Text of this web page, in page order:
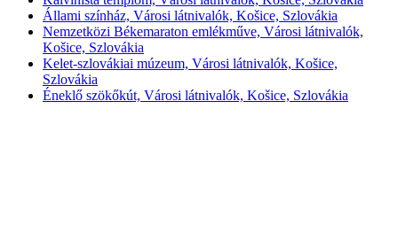
Állami színház, Városi látnivalók, Košice, Szlovákia
Nemzetközi Békemaraton emlékműve, Városi látnivalók,
Košice, Szlovákia
Kelet-szlovákiai múzeum, Városi látnivalók, Košice,
Szlovákia
Éneklő szökőkút, Városi látnivalók, Košice, Szlovákia